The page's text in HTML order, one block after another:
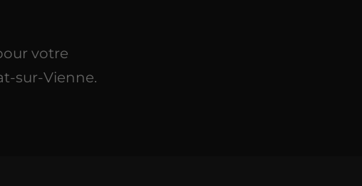
votre
sur-Vienne.